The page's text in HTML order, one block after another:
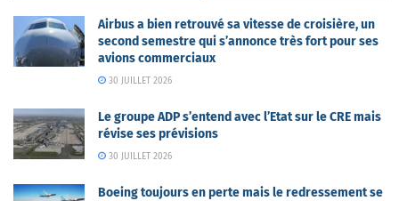
Airbus a bien retrouvé sa vitesse de croisière, un
second semestre qui s’annonce très fort pour ses
avions commerciaux
30 JUILLET 2026
Le groupe ADP s’entend avec l’Etat sur le CRE mais
révise ses prévisions
30 JUILLET 2026
Boeing toujours en perte mais le redressement se